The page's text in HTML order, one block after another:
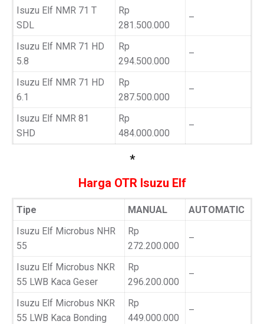
Isuzu Elf NMR 71 T
SDL
Rp
281.500.000
–
Isuzu Elf NMR 71 HD
5.8
Rp
294.500.000
–
Isuzu Elf NMR 71 HD
6.1
Rp
287.500.000
–
Isuzu Elf NMR 81
SHD
Rp
484.000.000
–
*
Harga OTR Isuzu Elf
Tipe MANUAL
AUTOMATIC
Isuzu Elf Microbus NHR
55
Rp
272.200.000
–
Isuzu Elf Microbus NKR
55 LWB Kaca Geser
Rp
296.200.000
–
Isuzu Elf Microbus NKR
55 LWB Kaca Bonding
Rp
449.000.000
–